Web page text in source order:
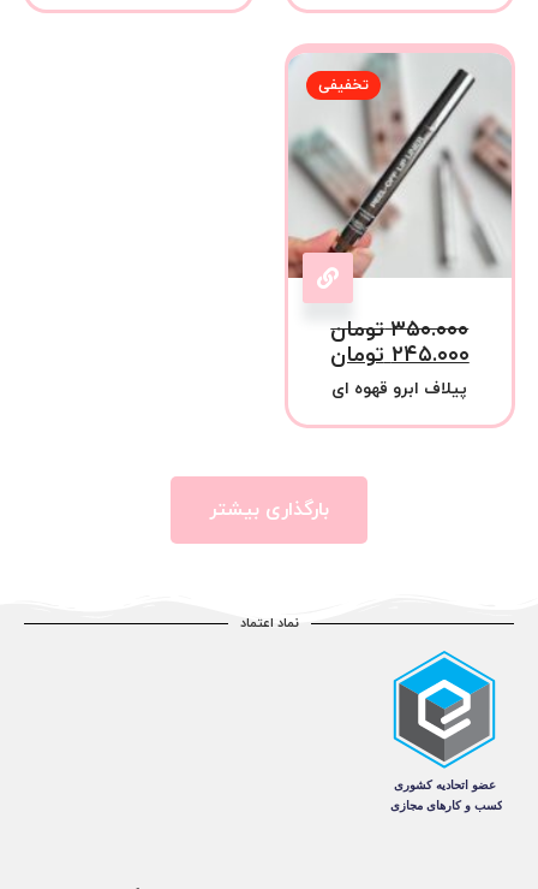
تخفیفی
۳۵۰.۰۰۰ تومان
۲۴۵.۰۰۰ تومان
پیلاف ابرو قهوه ای
بارگذاری بیشتر
نماد اعتماد